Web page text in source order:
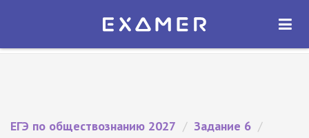
Экзамер — ЕГЭ 2027
ОТКРЫТЬ
ЕГЭ по обществознанию 2027 / Задание 6 /